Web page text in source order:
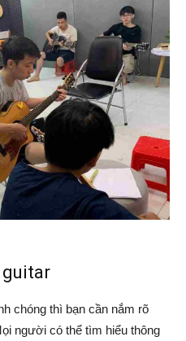
guitar
chóng thì bạn cần nắm rõ
người có thể tìm hiểu thông